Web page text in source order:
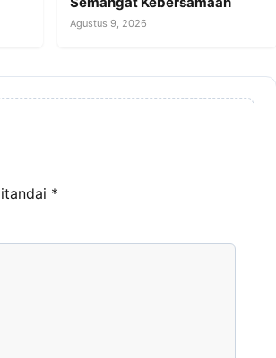
Agustus 9, 2026
*